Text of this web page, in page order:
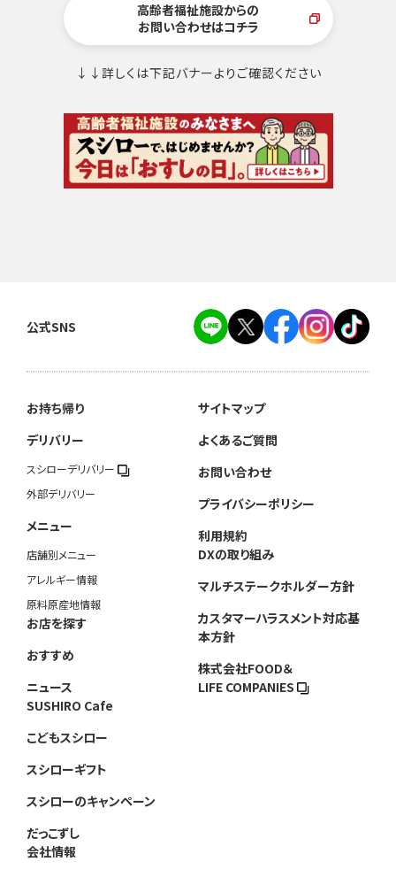
高齢者福祉施設からの
お問い合わせはコチラ
↓↓詳しくは下記バナーよりご確認ください
公式SNS
お持ち帰り
デリバリー
スシローデリバリー
外部デリバリー
メニュー
店舗別メニュー
アレルギー情報
原料原産地情報
お店を探す
おすすめ
ニュース
SUSHIRO Cafe
こどもスシロー
スシローギフト
スシローのキャンペーン
だっこずし
会社情報
サイトマップ
よくあるご質問
お問い合わせ
プライバシーポリシー
利用規約
DXの取り組み
マルチステークホルダー方針
カスタマーハラスメント対応基
本方針
株式会社FOOD＆
LIFE COMPANIES